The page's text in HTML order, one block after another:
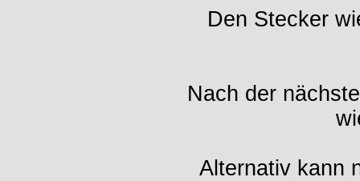
Den Stecker
Nach der
Alternativ kann